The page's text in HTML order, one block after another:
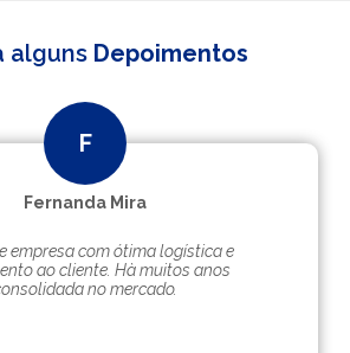
alguns Depoimentos
Fernanda Mira
empresa com ótima logística e
ao cliente. Hà muitos anos
no mercado.